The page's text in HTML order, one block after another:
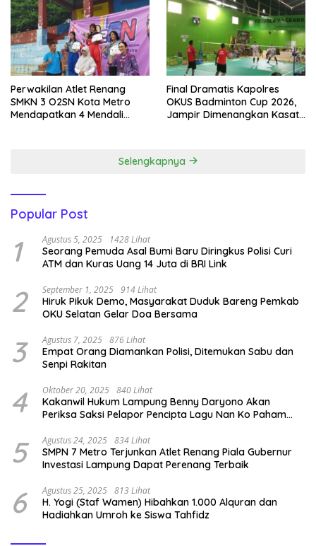
Perwakilan Atlet Renang
SMKN 3 O2SN Kota Metro
Mendapatkan 4 Mendali
Final Dramatis Kapolres
OKUS Badminton Cup 2026,
Jampir Dimenangkan Kasat
Selengkapnya
Popular Post
1 Agustus 5, 2025 1428 Lihat
Seorang Pemuda Asal Bumi Baru Diringkus Polisi Curi
ATM dan Kuras Uang 14 Juta di BRI Link
2 September 1, 2025 914 Lihat
Hiruk Pikuk Demo, Masyarakat Duduk Bareng Pemkab
OKU Selatan Gelar Doa Bersama
3 Agustus 7, 2025 876 Lihat
Empat Orang Diamankan Polisi, Ditemukan Sabu dan
Senpi Rakitan
4 Oktober 20, 2025 840 Lihat
Kakanwil Hukum Lampung Benny Daryono Akan
Periksa Saksi Pelapor Pencipta Lagu Nan Ko Paham
5 Agustus 24, 2025 834 Lihat
SMPN 7 Metro Terjunkan Atlet Renang Piala Gubernur
Investasi Lampung Dapat Perenang Terbaik
6 Agustus 25, 2025 813 Lihat
H. Yogi (Staf Wamen) Hibahkan 1.000 Alquran dan
Hadiahkan Umroh ke Siswa Tahfidz